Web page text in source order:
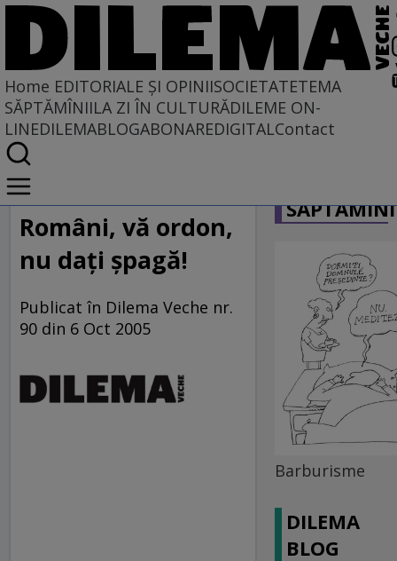
Home EDITORIALE ȘI OPINIISOCIETATETEMA
SĂPTĂMÎNIILA ZI ÎN CULTURĂDILEME ON-
LINEDILEMABLOGABONAREDIGITALContact
Home
EDITORIALE ȘI OPINII
PE CE LUME TRĂIM
Români, vă ordon,
nu daţi şpagă!
Publicat în Dilema Veche nr.
90 din 6 Oct 2005
Barburisme
DILEMA
BLOG